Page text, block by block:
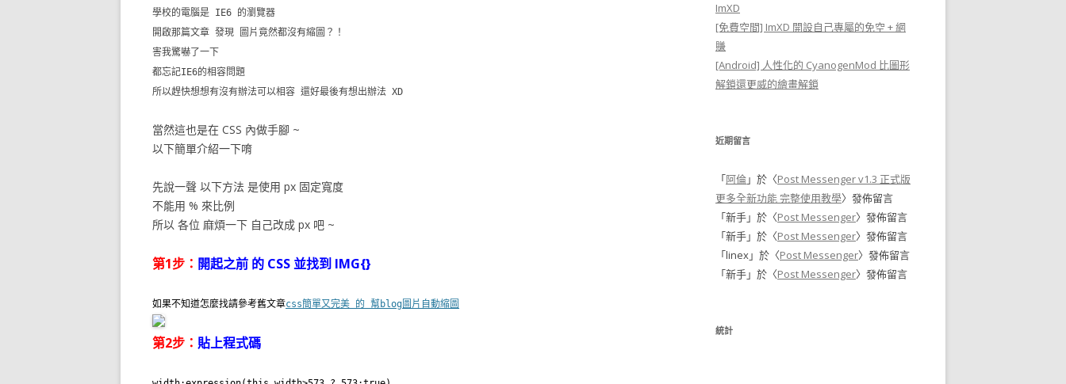
學校的電腦是 IE6 的瀏覽器
開啟那篇文章 發現 圖片竟然都沒有縮圖？！
害我驚嚇了一下
都忘記IE6的相容問題
所以趕快想想有沒有辦法可以相容 還好最後有想出辦法 XD
當然這也是在 CSS 內做手腳 ~
以下簡單介紹一下唷
先說一聲 以下方法 是使用 px 固定寬度
不能用 % 來比例
所以 各位 麻煩一下 自己改成 px 吧 ~
第1步： 開起之前 的 CSS 並找到 IMG{}
如果不知道怎麼找請參考舊文章css簡單又完美 的 幫blog圖片自動縮圖
第2步： 貼上程式碼
ImXD
[免費空間] ImXD 開設自己專屬的免空 + 網
賺
[Android] 人性化的 CyanogenMod 比圖形
解鎖還更威的繪畫解鎖
近期留言
「阿倫」於〈Post Messenger v1.3 正式版
更多全新功能 完整使用教學〉發佈留言
「新手」於〈Post Messenger〉發佈留言
「新手」於〈Post Messenger〉發佈留言
「linex」於〈Post Messenger〉發佈留言
「新手」於〈Post Messenger〉發佈留言
統計